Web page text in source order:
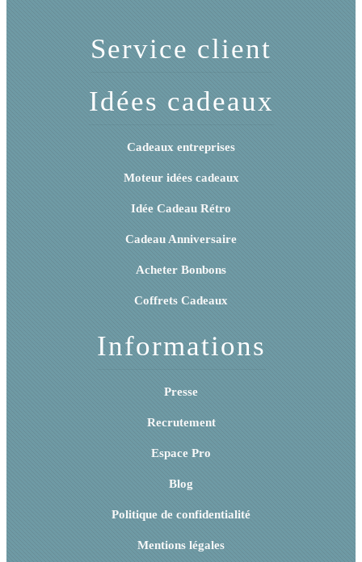
Service client
Idées cadeaux
Cadeaux entreprises
Moteur idées cadeaux
Idée Cadeau Rétro
Cadeau Anniversaire
Acheter Bonbons
Coffrets Cadeaux
Informations
Presse
Recrutement
Espace Pro
Blog
Politique de confidentialité
Mentions légales